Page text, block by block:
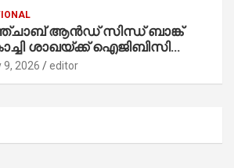
ആൻഡ് സിന്ധ് ബാങ്ക്
ശാഖയ്ക്ക് ഐജിബിസി
ഇന്റീരിയർ സർട്ടിഫിക്കേഷൻ
9, 2026 editor